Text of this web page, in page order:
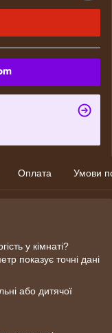
Оплата Умови
у кімнаті?
показує точні дані
або дитячої